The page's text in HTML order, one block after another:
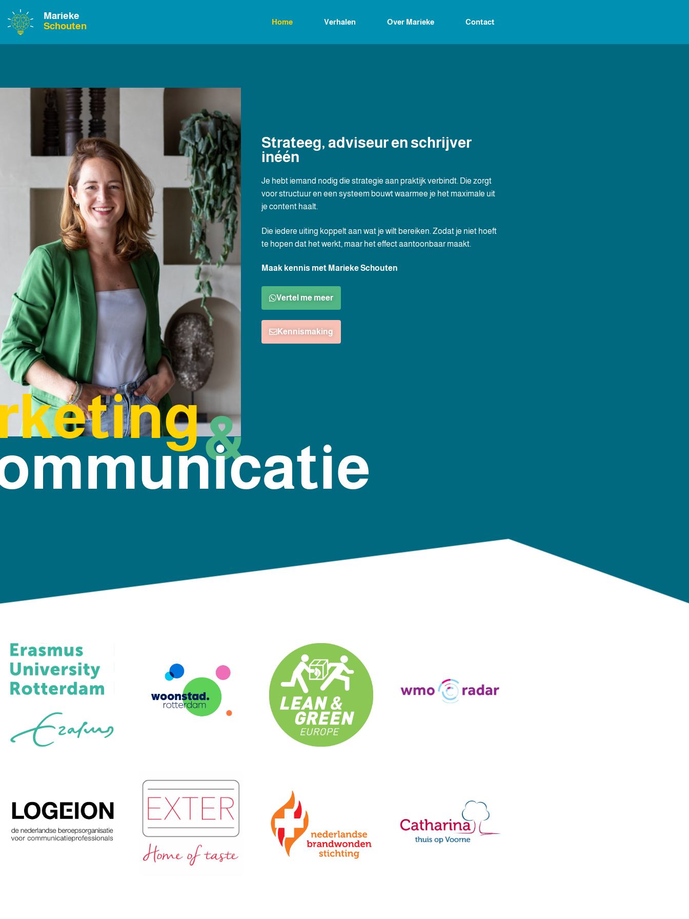
Marieke
Schouten
Home Verhalen Over Marieke Contact
&
Strateeg, adviseur en schrijver
inéén
Je hebt iemand nodig die strategie aan praktijk verbindt. Die zorgt
voor structuur en een systeem bouwt waarmee je het maximale uit
je content haalt.
Die iedere uiting koppelt aan wat je wilt bereiken. Zodat je niet hoeft
te hopen dat het werkt, maar het effect aantoonbaar maakt.
Maak kennis met Marieke Schouten
Vertel me meer
Kennismaking